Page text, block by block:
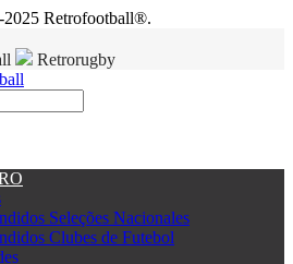
Retrofootball®.
Retrorugby
Seleções Nacionales
Clubes de Futebol